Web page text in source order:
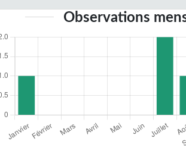
Observations